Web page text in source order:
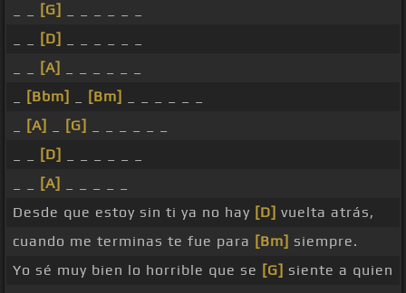
[G]
[D]
[A]
[Bbm] [Bm]
[A] [G]
[D]
[A]
Desde que estoy sin ti ya no hay [D] vuelta atrás,
cuando me terminas te fue para [Bm] siempre.
Yo sé muy bien lo horrible que se [G] siente a quien